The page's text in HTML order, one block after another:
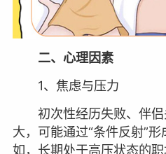
二、心理因素
1、焦虑与压力
初次性经历失败、伴侣
大，可能通过“条件反射”
如，长期处于高压状态的